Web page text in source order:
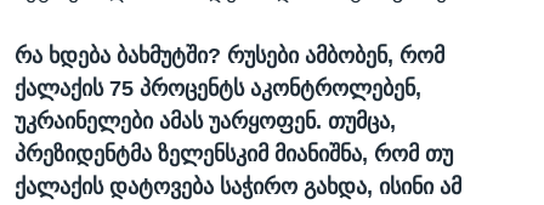
რა ხდება ბახმუტში? რუსები ამბობენ, რომ
ქალაქის 75 პროცენტს აკონტროლებენ,
უკრაინელები ამას უარყოფენ. თუმცა,
პრეზიდენტმა ზელენსკიმ მიანიშნა, რომ თუ
ქალაქის დატოვება საჭირო გახდა, ისინი ამ